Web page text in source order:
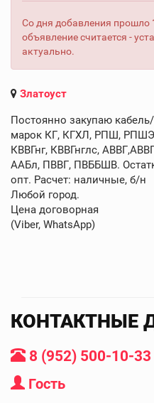
Со дня добавления прошло
объявление считается -
актуально.
Златоуст
Постоянно закупаю
марок КГ, КГХЛ, РПШ, РПШЭ,
КВВГнг, КВВГнглс,
ААБл, ПВВГ, ПВББШВ.
опт. Расчет: наличные, б/н
Любой город.
Цена договорная
(Viber, WhatsApp)
КОНТАКТНЫЕ
8 (952) 500-10-33
Гость